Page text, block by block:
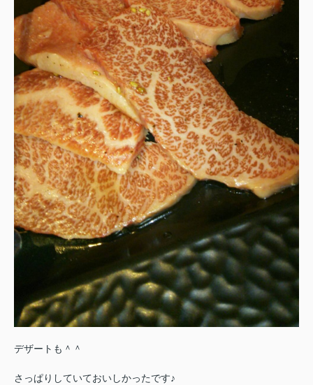
デザートも＾＾
さっぱりしていておいしかったです♪